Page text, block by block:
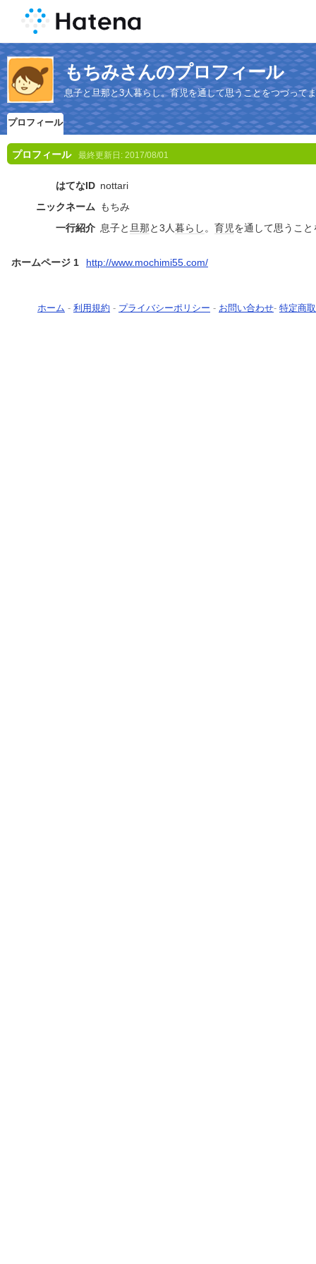
もちみさんのプロフィール
息子と旦那と3人暮らし。育児を通して思うことをつづって
プロフィール
プロフィール 最終更新日: 2017/08/01
はてなID nottari
ニックネーム もちみ
一行紹介 息子と旦那と3人暮らし。 育児を通して思うこ
ホームページ 1 http://www.mochimi55.com/
ホーム - 利用規約 - プライバシーポリシー - お問い合わせ- 特定商